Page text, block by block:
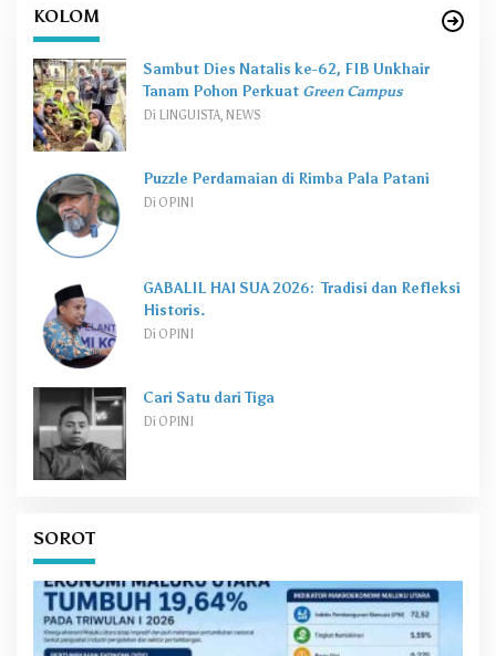
KOLOM
Sambut Dies Natalis ke-62, FIB Unkhair
Tanam Pohon Perkuat Green Campus
Di LINGUISTA, NEWS
Puzzle Perdamaian di Rimba Pala Patani
Di OPINI
GABALIL HAI SUA 2026: Tradisi dan Refleksi
Historis.
Di OPINI
Cari Satu dari Tiga
Di OPINI
SOROT